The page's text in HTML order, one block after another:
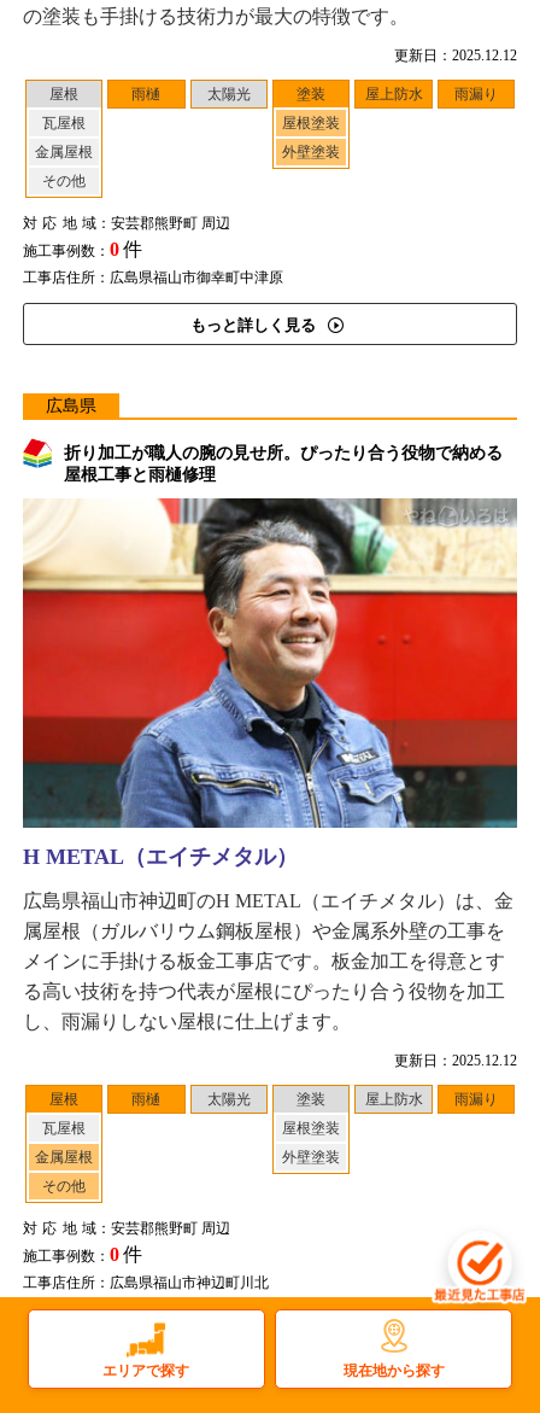
更新日：2025.12.12
屋根
瓦屋根
金属屋根
その他
雨樋 太陽光
塗装
屋根塗装
外壁塗装
屋上防水 雨漏り
対応地域：安芸郡熊野町 周辺
施工事例数： 0件
工事店住所：広島県福山市御幸町中津原
もっと詳しく見る
の塗装も手掛ける技術力が最大の特徴です。
広島県
折り加工が職人の腕の見せ所。ぴったり合う役物で納める
屋根工事と雨樋修理
更新日：2025.12.12
屋根
瓦屋根
金属屋根
その他
雨樋 太陽光
塗装
屋根塗装
外壁塗装
屋上防水 雨漏り
対応地域：安芸郡熊野町 周辺
施工事例数： 0件
工事店住所：広島県福山市神辺町川北
H METAL（エイチメタル）
広島県福山市神辺町のH METAL（エイチメタル）は、金
属屋根（ガルバリウム鋼板屋根）や金属系外壁の工事を
メインに手掛ける板金工事店です。板金加工を得意とす
る高い技術を持つ代表が屋根にぴったり合う役物を加工
し、雨漏りしない屋根に仕上げます。
エリアで探す 現在地から探す